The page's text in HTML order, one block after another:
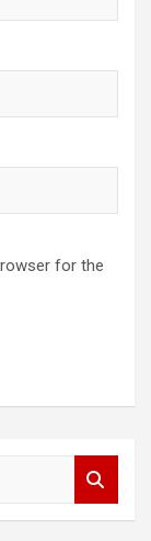
for the